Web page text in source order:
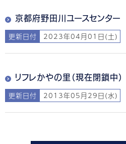
京都府野田川ユースセンター
更新日付 2023年04月01日(土)
リフレかやの里（現在閉鎖中）
更新日付 2013年05月29日(水)